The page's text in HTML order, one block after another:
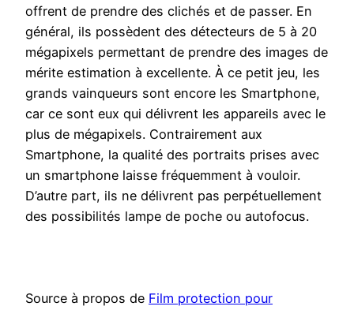
offrent de prendre des clichés et de passer. En
général, ils possèdent des détecteurs de 5 à 20
mégapixels permettant de prendre des images de
mérite estimation à excellente. À ce petit jeu, les
grands vainqueurs sont encore les Smartphone,
car ce sont eux qui délivrent les appareils avec le
plus de mégapixels. Contrairement aux
Smartphone, la qualité des portraits prises avec
un smartphone laisse fréquemment à vouloir.
D’autre part, ils ne délivrent pas perpétuellement
des possibilités lampe de poche ou autofocus.
Source à propos de Film protection pour